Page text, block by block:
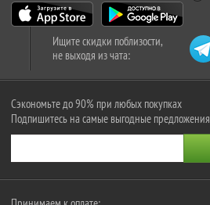
Ищите скидки поблизости,
не выходя из чата:
Сэкономьте до 90% при любых покупках
Подпишитесь на самые выгодные предложения